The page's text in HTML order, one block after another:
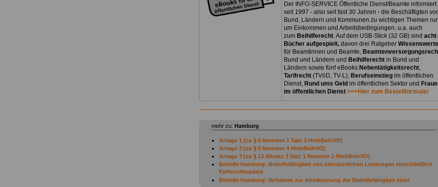
Der INFO-SERVICE Öffentliche Dienst/Beamte informiert
seit 1997 - also seit fast 30 Jahren - die Beschäftigten
Bund, Ländern und Kommunen zu wichtigen Themen
um Einkommen und Arbeitsbedingungen, u.a. auch
zum Beihilferecht. Auf dem USB-Stick (32 GB) sind acht
Bücher aufgespielt, davon drei Ratgeber
für Beamtinnen und Beamte,
Bund und Ländern und Beihilferecht in Bund und
Ländern sowie fünf eBooks:Nebentätigkeitsrecht,
Tarifrecht (TVöD, TV-L), Berufseinstiegim öffentlichen
Dienst, Rund ums Geld im öffentlichen Sektor und
im öffentlichen Dienst >>>Hier zum Bestellformular
mehr zu: Hamburg
Anlage 1 (zu § 6 Nummer 1 Satz 2 HmbBeihVO)
Anlage 2 (zu § 6 Nummer 4 HmbBeihVO)
Anlage 3 (zu § 13 Absatz 3 Satz 1 Nummer 2 HmbBeihVO)
Beihilfe Hamburg: Beihilfefähigkeit von zahnärztlichen Leistungen einschließlich
Kieferorthopädie
Beihilfe Hamburg: Verfahren zur Anerkennung der Beihilfefähigkeit einer